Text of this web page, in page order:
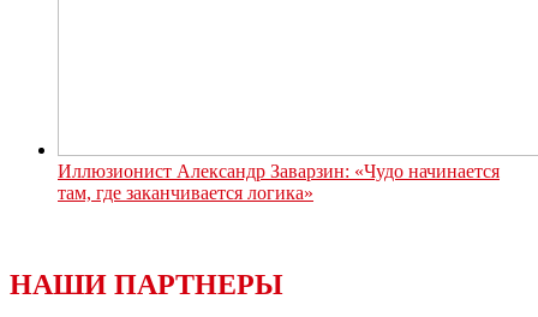
Иллюзионист Александр Заварзин: «Чудо начинается
там, где заканчивается логика»
НАШИ ПАРТНЕРЫ